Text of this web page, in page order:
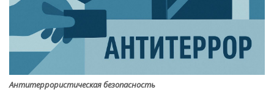
Антитеррористическая безопасность